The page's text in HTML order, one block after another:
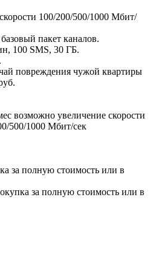
100/200/500/1000 Мбит/
пакет каналов.
100 SMS, 30 ГБ.
повреждения чужой квартиры
возможно увеличение скорости
500/1000 Мбит/сек
за полную стоимость или в
за полную стоимость или в